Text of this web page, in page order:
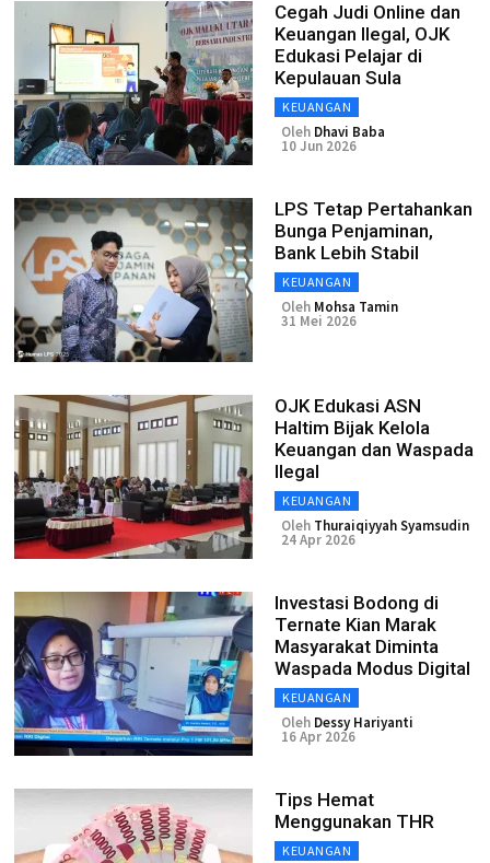
Cegah Judi Online dan
Keuangan Ilegal, OJK
Edukasi Pelajar di
Kepulauan Sula
KEUANGAN
Oleh Dhavi Baba
10 Jun 2026
LPS Tetap Pertahankan
Bunga Penjaminan,
Bank Lebih Stabil
KEUANGAN
Oleh Mohsa Tamin
31 Mei 2026
OJK Edukasi ASN
Haltim Bijak Kelola
Keuangan dan Waspada
Ilegal
KEUANGAN
Oleh Thuraiqiyyah Syamsudin
24 Apr 2026
Investasi Bodong di
Ternate Kian Marak
Masyarakat Diminta
Waspada Modus Digital
KEUANGAN
Oleh Dessy Hariyanti
16 Apr 2026
Tips Hemat
Menggunakan THR
KEUANGAN